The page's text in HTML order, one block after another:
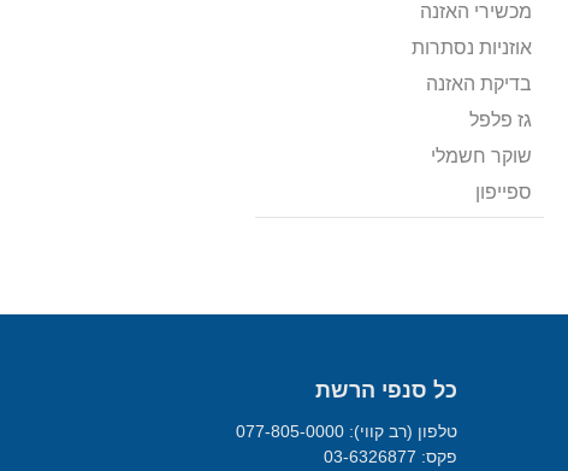
מכשירי האזנה
אוזניות נסתרות
בדיקת האזנה
גז פלפל
שוקר חשמלי
ספייפון
כל סנפי הרשת
טלפון (רב קווי): 077-805-0000
פקס: 03-6326877